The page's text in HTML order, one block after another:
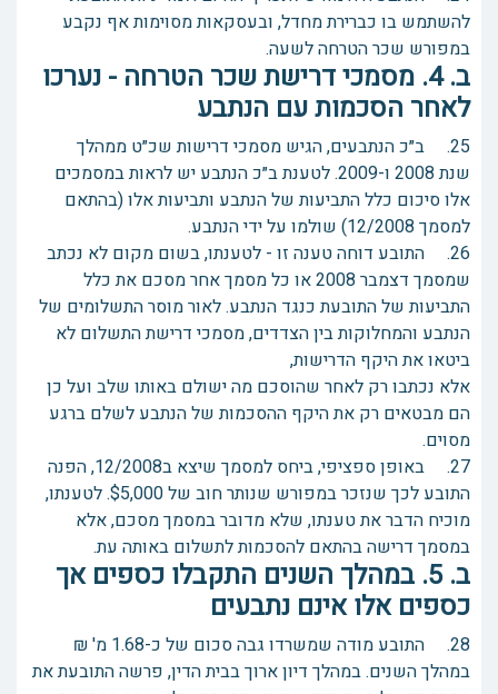
להשתמש בו כברירת מחדל, ובעסקאות מסוימות אף נקבע
במפורש שכר הטרחה לשעה.
ב. 4. מסמכי דרישת שכר הטרחה - נערכו
לאחר הסכמות עם הנתבע
25. ב״כ הנתבעים, הגיש מסמכי דרישות שכ״ט ממהלך
שנת 2008 ו-2009. לטענת ב״כ הנתבע יש לראות במסמכים
אלו סיכום כלל התביעות של הנתבע ותביעות אלו (בהתאם
למסמך 12/2008) שולמו על ידי הנתבע.
26. התובע דוחה טענה זו - לטענתו, בשום מקום לא נכתב
שמסמך דצמבר 2008 או כל מסמך אחר מסכם את כלל
התביעות של התובעת כנגד הנתבע. לאור מוסר התשלומים של
הנתבע והמחלוקות בין הצדדים, מסמכי דרישת התשלום לא
ביטאו את היקף הדרישות,
אלא נכתבו רק לאחר שהוסכם מה ישולם באותו שלב ועל כן
הם מבטאים רק את היקף ההסכמות של הנתבע לשלם ברגע
מסוים.
27. באופן ספציפי, ביחס למסמך שיצא ב12/2008, הפנה
התובע לכך שנזכר במפורש שנותר חוב של $5,000. לטענתו,
מוכיח הדבר את טענתו, שלא מדובר במסמך מסכם, אלא
במסמך דרישה בהתאם להסכמות לתשלום באותה עת.
ב. 5. במהלך השנים התקבלו כספים אך
כספים אלו אינם נתבעים
28. התובע מודה שמשרדו גבה סכום של כ-1.68 מ' ₪
במהלך השנים. במהלך דיון ארוך בבית הדין, פרשה התובעת את